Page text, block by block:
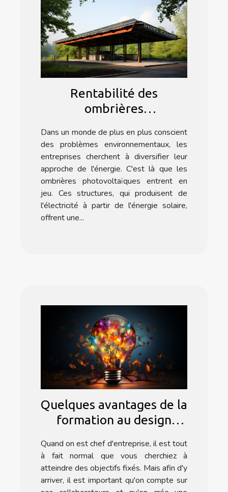
Rentabilité des
ombrières
entreprises
Dans un monde de plus en plus conscient
des problèmes environnementaux, les
entreprises cherchent à diversifier leur
approche de l'énergie. C'est là que les
ombrières photovoltaïques entrent en
jeu. Ces structures, qui produisent de
l'électricité à partir de l'énergie solaire,
offrent une...
Quelques avantages de la
formation au design
Quand on est chef d'entreprise, il est tout
à fait normal que vous cherchiez à
atteindre des objectifs fixés. Mais afin d'y
arriver, il est important qu'on compte sur